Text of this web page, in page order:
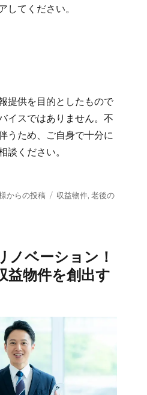
してください。
提供を目的としたもので
イスではありません。不
うため、ご自身で十分に
談ください。
からの投稿
タ
収益物件,老後の
ノベーション！
益物件を創出す